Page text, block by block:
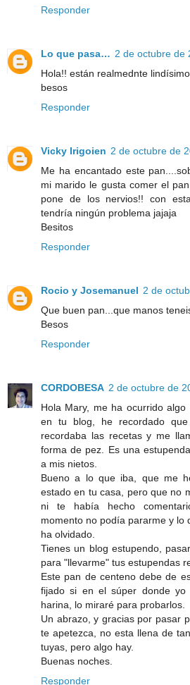
Responder
Lo que pasa… 2 de octubre de
Hola!! están realmednte
besos
Responder
Vicky Irigoien 2 de octubre de
Me ha encantado este
mi marido le gusta comer el
pone de los nervios!! con
tendría ningún problema jajaja
Besitos
Responder
Rocio y Josemanuel 2 de
Que buen pan...que manos
Besos
Responder
CORDOBESA 2 de octubre de
Hola Mary, me ha ocurrido
en tu blog, he recordado
recordaba las recetas y me
forma de pez. Es una
a mis nietos.
Bueno a lo que iba, que me
estado en tu casa, pero que no
ni te había hecho
momento no podía pararme y lo
ha olvidado.
Tienes un blog estupendo,
para "llevarme" tus estupendas
Este pan de centeno debe de
fijado si en el súper donde
harina, lo miraré para probarlos.
Un abrazo, y gracias por pasar
te apetezca, no esta llena de
tuyas, pero algo hay.
Buenas noches.
Responder